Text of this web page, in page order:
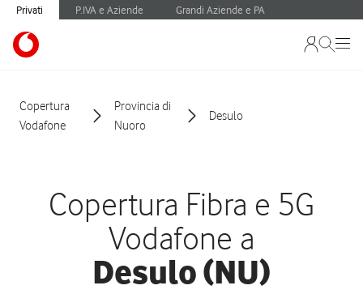
Privati P.IVA e Aziende Grandi Aziende e PA
Copertura
Vodafone
Provincia di
Nuoro
Desulo
Copertura Fibra e 5G
Vodafone a
Desulo (NU)